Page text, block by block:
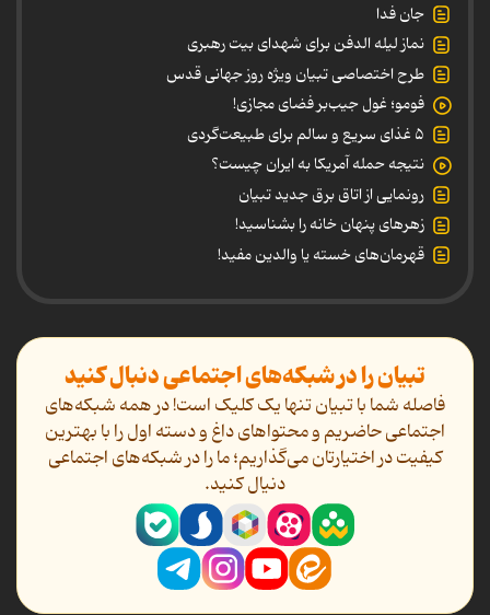
جان فدا
نماز لیله الدفن برای شهدای بیت رهبری
طرح اختصاصی تبیان ویژه روز جهانی قدس
فومو؛ غول جیب‌بر فضای مجازی!
۵ غذای سریع و سالم برای طبیعت‌گردی
نتیجه حمله آمریکا به ایران چیست؟
رونمایی از اتاق برق جدید تبیان
زهرهای پنهان خانه را بشناسید!
قهرمان‌های خسته یا والدین مفید!
تبیان را در شبکه‌های اجتماعی دنبال کنید
فاصله شما با تبیان تنها یک کلیک است! در همه شبکه‌های
اجتماعی حاضریم و محتواهای داغ و دسته اول را با بهترین
کیفیت در اختیارتان می‌گذاریم؛ ما را در شبکه‌های اجتماعی
دنیال کنید.